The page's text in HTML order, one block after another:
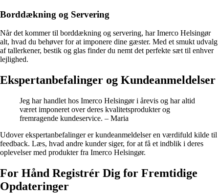
Borddækning og Servering
Når det kommer til borddækning og servering, har Imerco Helsingør
alt, hvad du behøver for at imponere dine gæster. Med et smukt udvalg
af tallerkener, bestik og glas finder du nemt det perfekte sæt til enhver
lejlighed.
Ekspertanbefalinger og Kundeanmeldelser
Jeg har handlet hos Imerco Helsingør i årevis og har altid
været imponeret over deres kvalitetsprodukter og
fremragende kundeservice. – Maria
Udover ekspertanbefalinger er kundeanmeldelser en værdifuld kilde til
feedback. Læs, hvad andre kunder siger, for at få et indblik i deres
oplevelser med produkter fra Imerco Helsingør.
For Hånd Registrér Dig for Fremtidige
Opdateringer